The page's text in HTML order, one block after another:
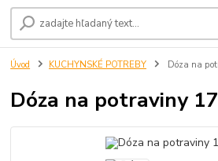
Úvod KUCHYNSKÉ POTREBY Dóza na
Dóza na potraviny